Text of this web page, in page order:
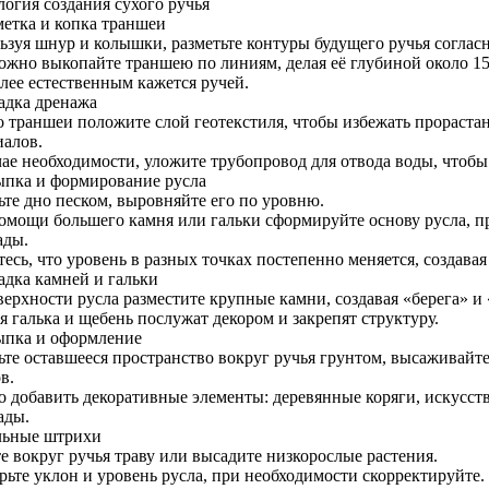
и копка траншеи
шнур и колышки, разметьте контуры будущего ручья
выкопайте траншею по линиям, делая её глубиной около
естественным кажется ручей.
дренажа
траншеи положите слой геотекстиля, чтобы избежать
необходимости, уложите трубопровод для отвода воды, чтобы
и формирование русла
дно песком, выровняйте его по уровню.
большего камня или гальки сформируйте основу русла,
что уровень в разных точках постепенно меняется,
камней и гальки
русла разместите крупные камни, создавая «берега»
галька и щебень послужат декором и закрепят структуру.
и оформление
оставшееся пространство вокруг ручья грунтом,
декоративные элементы: деревянные коряги,
штрихи
вокруг ручья траву или высадите низкорослые растения.
уклон и уровень русла, при необходимости скорректируйте.